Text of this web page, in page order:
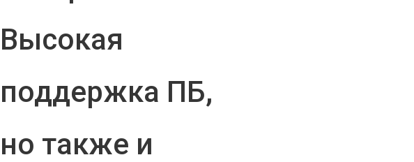
Высокая
поддержка ПБ,
но также и